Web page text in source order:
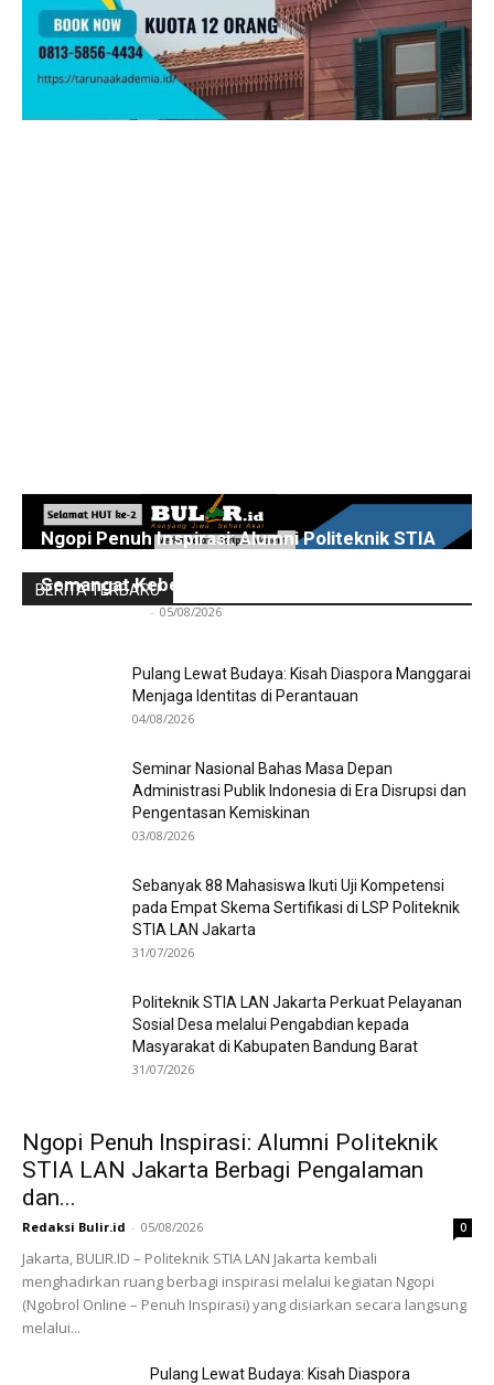
BERITA TERBARU
Ngopi Penuh Inspirasi: Alumni Politeknik STIA
Semangat Kebersamaan
- 05/08/2026
Pulang Lewat Budaya: Kisah Diaspora Manggarai
Menjaga Identitas di Perantauan
04/08/2026
Seminar Nasional Bahas Masa Depan
Administrasi Publik Indonesia di Era Disrupsi dan
Pengentasan Kemiskinan
03/08/2026
Sebanyak 88 Mahasiswa Ikuti Uji Kompetensi
pada Empat Skema Sertifikasi di LSP Politeknik
STIA LAN Jakarta
31/07/2026
Politeknik STIA LAN Jakarta Perkuat Pelayanan
Sosial Desa melalui Pengabdian kepada
Masyarakat di Kabupaten Bandung Barat
31/07/2026
Ngopi Penuh Inspirasi: Alumni Politeknik
STIA LAN Jakarta Berbagi Pengalaman
dan...
Redaksi Bulir.id - 05/08/2026 0
Jakarta, BULIR.ID – Politeknik STIA LAN Jakarta kembali
menghadirkan ruang berbagi inspirasi melalui kegiatan Ngopi
(Ngobrol Online – Penuh Inspirasi) yang disiarkan secara langsung
melalui...
Pulang Lewat Budaya: Kisah Diaspora